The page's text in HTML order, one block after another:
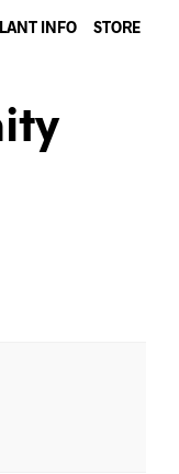
INFO STORE